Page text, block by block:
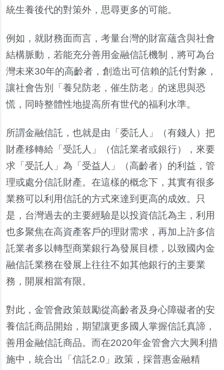
統生養後代的對策外，思尋更多的可能。
例如，就財務面而言，考量台灣的財富蘊含與社會
結構脈動，若能充分善用金融信託機制，將可為台
灣未來30年的高齡者，創造出可信賴的託付對象，
讓社會告別「養兒防老，催生防老」的迷思與恐
慌，同時整體性地提高所有世代的福利水準。
所謂金融信託，也就是由「委託人」（有錢人）把
財產移轉給「受託人」（信託業者或銀行），來要
求「受託人」為「受益人」（高齡者）的利益，管
理或處分信託財產。在這樣的概念下，其實有很多
業務可以利用信託的方式來達到更高的成效。只
是，台灣過去的主要經驗是以投資信託為主，利用
也多聚焦在高資產客戶的理財需求，再加上許多信
託業者多以轉型商業銀行為發展目標，以致國內金
融信託業務在發展上往往不如其他銀行的主要業
務，開展相當有限。
對此，金管會政策鼓勵從高齡者及身心障礙者的安
養信託商品開始，期望讓更多國人掌握信託真諦，
善用金融信託商品。而在2020年金管會六大興利措
施中，統合出「信託2.0」政策，採普惠金融精